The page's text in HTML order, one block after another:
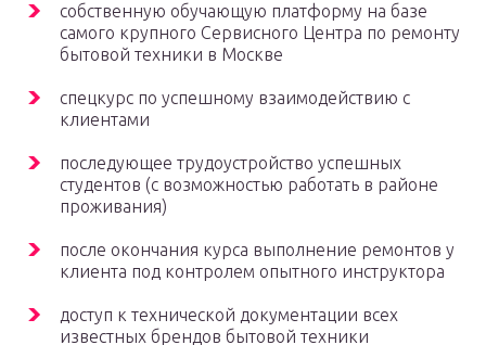
собственную обучающую платформу на базе
самого крупного Сервисного Центра по ремонту
бытовой техники в Москве
спецкурс по успешному взаимодействию с
клиентами
последующее трудоустройство успешных
студентов (с возможностью работать в районе
проживания)
после окончания курса выполнение ремонтов у
клиента под контролем опытного инструктора
доступ к технической документации всех
известных брендов бытовой техники